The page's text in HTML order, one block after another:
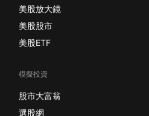
美股放大鏡
美股股市
美股ETF
模擬投資
股市大富翁
選股網